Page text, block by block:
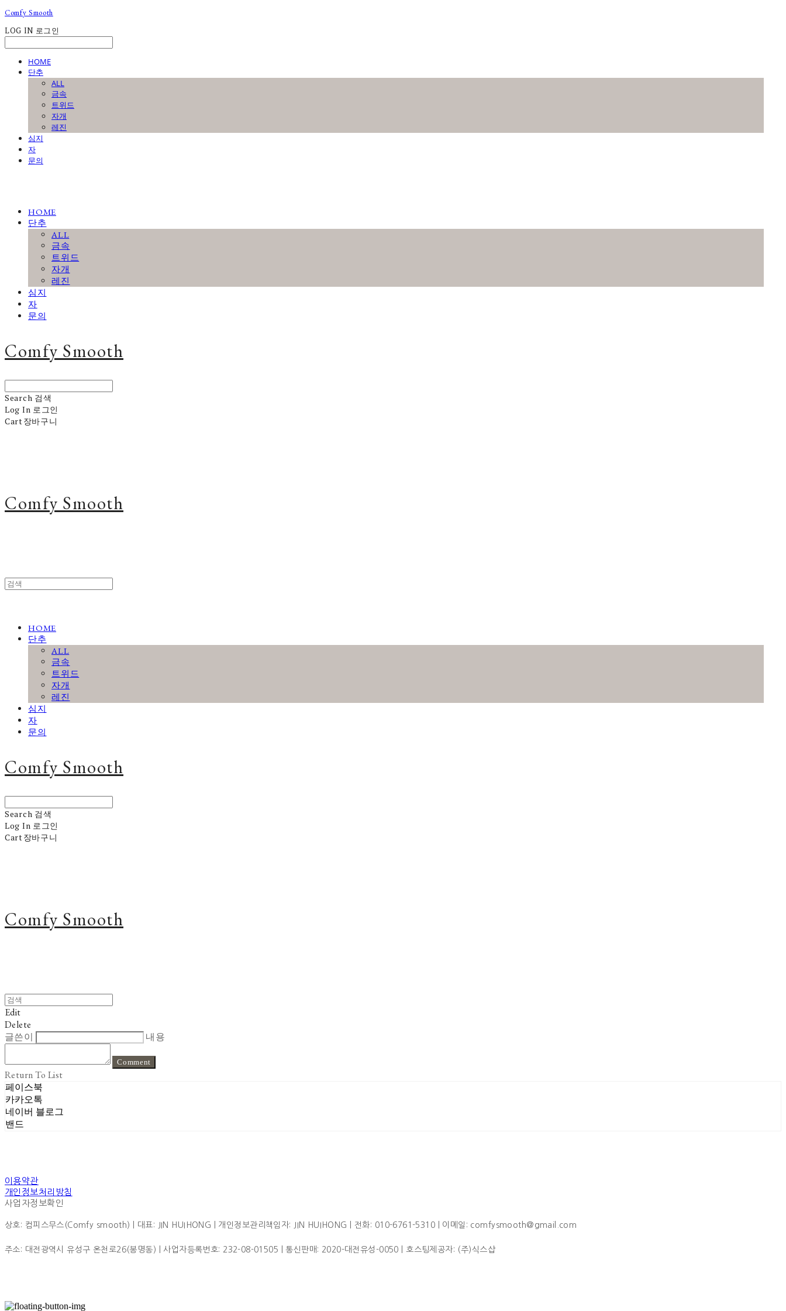
Comfy Smooth
LOG IN 로그인
HOME
단추
ALL
금속
트위드
자개
레진
심지
자
문의
HOME
단추
ALL
금속
트위드
자개
레진
심지
자
문의
Comfy Smooth
Search 검색
Log In 로그인
Cart장바구니
Comfy Smooth
HOME
단추
ALL
금속
트위드
자개
레진
심지
자
문의
Comfy Smooth
Search 검색
Log In 로그인
Cart장바구니
Comfy Smooth
Edit
Delete
글쓴이
내용
Comment
Return To List
페이스북
카카오톡
네이버 블로그
밴드
이용약관
개인정보처리방침
사업자정보확인
상호: 컴피스무스(Comfy smooth) | 대표: JIN HUIHONG | 개인정보관리책임자: JIN HUIHONG | 전화: 010-6761-5310 | 이메일: comfysmooth@gmail.com
주소: 대전광역시 유성구 온천로26(봉명동) | 사업자등록번호: 232-08-01505 | 통신판매: 2020-대전유성-0050 | 호스팅제공자: (주)식스샵